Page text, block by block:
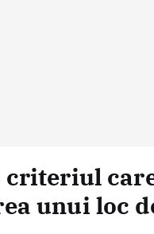
unui loc